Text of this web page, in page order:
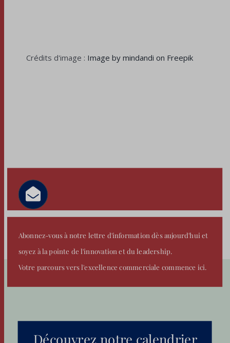
Crédits d'image : Image by mindandi on Freepik
Abonnez-vous à notre lettre d'information dès aujourd'hui et
soyez à la pointe de l'innovation et du leadership.
Votre parcours vers l'excellence commerciale commence ici.
Découvrez notre calendrier